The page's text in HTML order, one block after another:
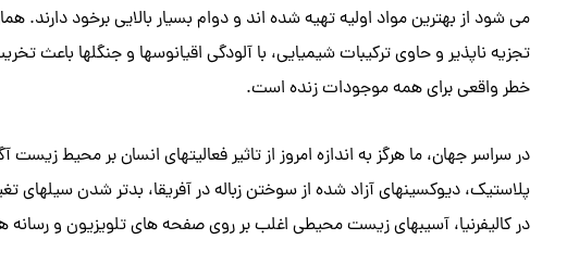
می شود از بهترین مواد اولیه تهیه شده اند و دوام بسیار بالایی برخود دارند.
تجزیه ناپذیر و حاوی ترکیبات شیمیایی، با آلودگی اقیانوسها و جنگلها باعث
خطر واقعی برای همه موجودات زنده است.
در سراسر جهان، ما هرگز به اندازه امروز از تاثیر فعالیتهای انسان بر محیط
پلاستیک، دیوکسینهای آزاد شده از سوختن زباله در آفریقا، بدتر شدن
در کالیفرنیا، آسیبهای زیست محیطی اغلب بر روی صفحه‌ های تلویزیون و